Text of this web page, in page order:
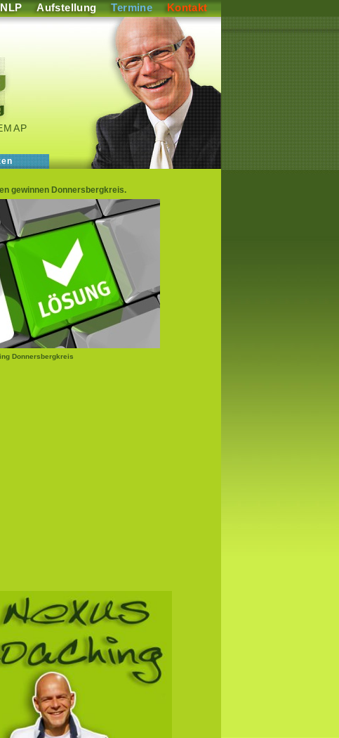
NLP Aufstellung Termine Kontakt
gewinnen Donnersbergkreis.
Donnersbergkreis